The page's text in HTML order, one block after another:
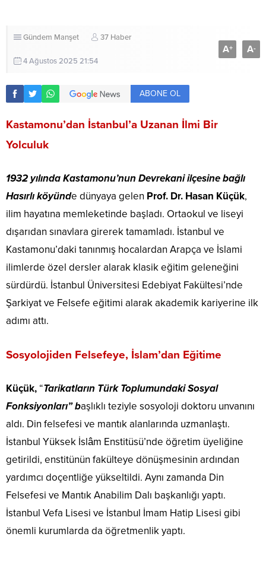
Gündem Manşet 37 Haber
4 Ağustos 2025 21:54
A+ A-
ABONE OL
Kastamonu’dan İstanbul’a Uzanan İlmi Bir
Yolculuk
1932 yılında Kastamonu’nun Devrekani ilçesine bağlı
Hasırlı köyünde dünyaya gelen Prof. Dr. Hasan Küçük,
ilim hayatına memleketinde başladı. Ortaokul ve liseyi
dışarıdan sınavlara girerek tamamladı. İstanbul ve
Kastamonu’daki tanınmış hocalardan Arapça ve İslami
ilimlerde özel dersler alarak klasik eğitim geleneğini
sürdürdü. İstanbul Üniversitesi Edebiyat Fakültesi’nde
Şarkiyat ve Felsefe eğitimi alarak akademik kariyerine ilk
adımı attı.
Sosyolojiden Felsefeye, İslam’dan Eğitime
Küçük, “Tarikatların Türk Toplumundaki Sosyal
Fonksiyonları” başlıklı teziyle sosyoloji doktoru unvanını
aldı. Din felsefesi ve mantık alanlarında uzmanlaştı.
İstanbul Yüksek İslâm Enstitüsü’nde öğretim üyeliğine
getirildi, enstitünün fakülteye dönüşmesinin ardından
yardımcı doçentliğe yükseltildi. Aynı zamanda Din
Felsefesi ve Mantık Anabilim Dalı başkanlığı yaptı.
İstanbul Vefa Lisesi ve İstanbul İmam Hatip Lisesi gibi
önemli kurumlarda da öğretmenlik yaptı.